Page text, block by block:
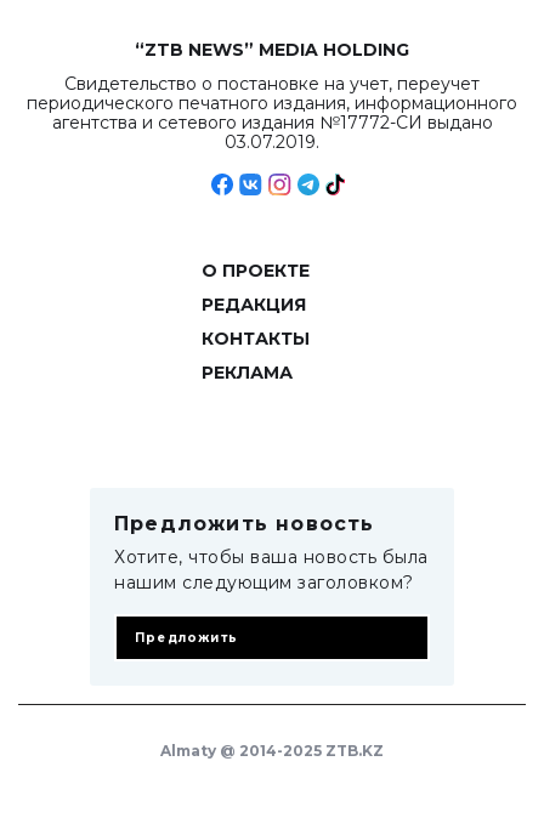
“ZTB NEWS” MEDIA HOLDING
Свидетельство о постановке на учет, переучет
периодического печатного издания, информационного
агентства и сетевого издания №17772-СИ выдано
03.07.2019.
О ПРОЕКТЕ
РЕДАКЦИЯ
КОНТАКТЫ
РЕКЛАМА
Предложить новость
Хотите, чтобы ваша новость была
нашим следующим заголовком?
Предложить
Almaty @ 2014-2025 ZTB.KZ